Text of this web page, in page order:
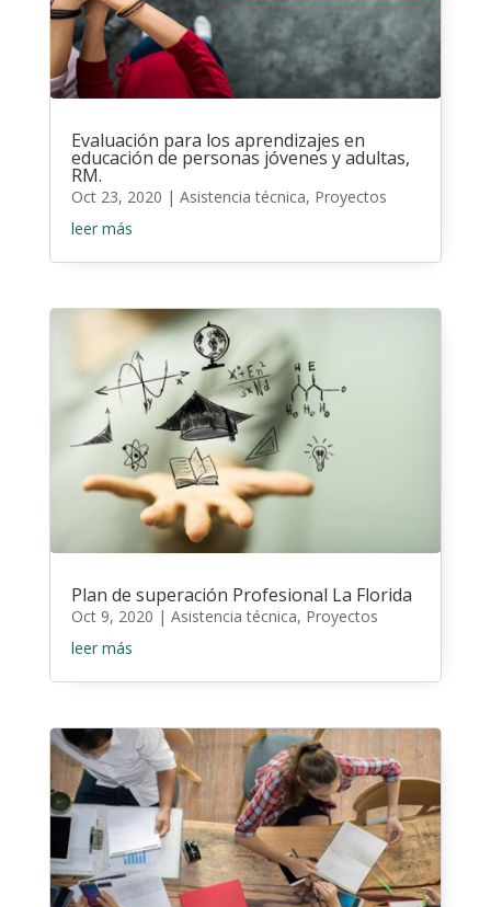
Evaluación para los aprendizajes en
educación de personas jóvenes y adultas,
RM.
Oct 23, 2020 | Asistencia técnica, Proyectos
leer más
Plan de superación Profesional La Florida
Oct 9, 2020 | Asistencia técnica, Proyectos
leer más